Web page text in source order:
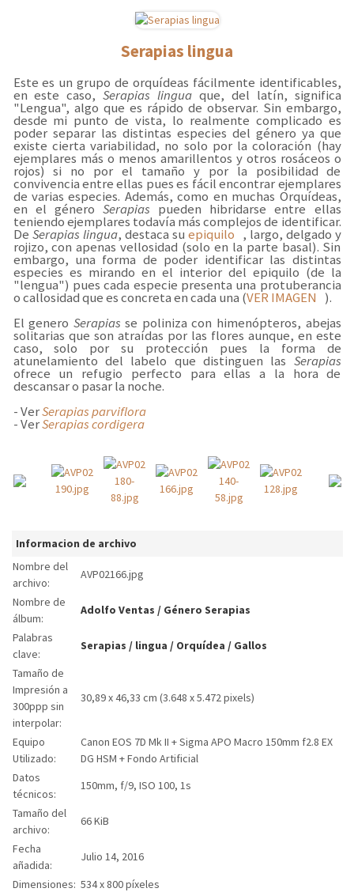
Serapias lingua
Este es un grupo de orquídeas fácilmente identificables,
en este caso,Serapias lingua que, del latín, significa
"Lengua", algo que es rápido de observar. Sin embargo,
desde mi punto de vista, lo realmente complicado es
poder separar las distintas especies del género ya que
existe cierta variabilidad, no solo por la coloración (hay
ejemplares más o menos amarillentos y otros rosáceos o
rojos) si no por el tamaño y por la posibilidad de
convivencia entre ellas pues es fácil encontrar ejemplares
de varias especies. Además, como en muchas Orquídeas,
en el género Serapias pueden hibridarse entre ellas
teniendo ejemplares todavía más complejos de identificar.
De Serapias lingua, destaca su epiquilo , largo, delgado y
rojizo, con apenas vellosidad (solo en la parte basal). Sin
embargo, una forma de poder identificar las distintas
especies es mirando en el interior del epiquilo (de la
"lengua") pues cada especie presenta una protuberancia
o callosidad que es concreta en cada una (VER IMAGEN ).
El genero Serapias se poliniza con himenópteros, abejas
solitarias que son atraídas por las flores aunque, en este
caso, solo por su protección pues la forma de
atunelamiento del labelo que distinguen las Serapias
ofrece un refugio perfecto para ellas a la hora de
descansar o pasar la noche.
- VerSerapias parviflora
- VerSerapias cordigera
Informacion de archivo
Nombre del
archivo:
AVP02166.jpg
Nombre de
álbum:
Adolfo Ventas / Género Serapias
Palabras
clave:
Serapias / lingua / Orquídea / Gallos
Tamaño de
Impresión a
300ppp sin
interpolar:
30,89 x 46,33 cm (3.648 x 5.472 pixels)
Equipo
Utilizado:
Canon EOS 7D Mk II + Sigma APO Macro 150mm f2.8 EX
DG HSM + Fondo Artificial
Datos
técnicos:
150mm, f/9, ISO 100, 1s
Tamaño del
archivo:
66 KiB
Fecha
añadida:
Julio 14, 2016
Dimensiones: 534 x 800 píxeles